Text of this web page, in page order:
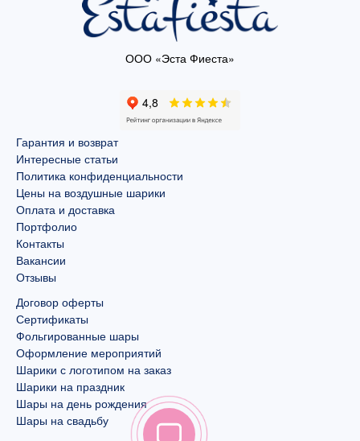
ООО «Эста Фиеста»
Гарантия и возврат
Интересные статьи
Политика конфиденциальности
Цены на воздушные шарики
Оплата и доставка
Портфолио
Контакты
Вакансии
Отзывы
Договор оферты
Сертификаты
Фольгированные шары
Оформление мероприятий
Шарики с логотипом на заказ
Шарики на праздник
Шары на день рождения
Шары на свадьбу